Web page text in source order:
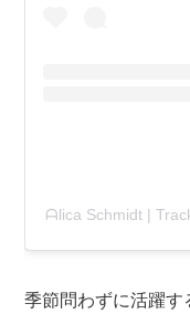
ᗩlica Ѕchmidt |
季節問わずに活躍す